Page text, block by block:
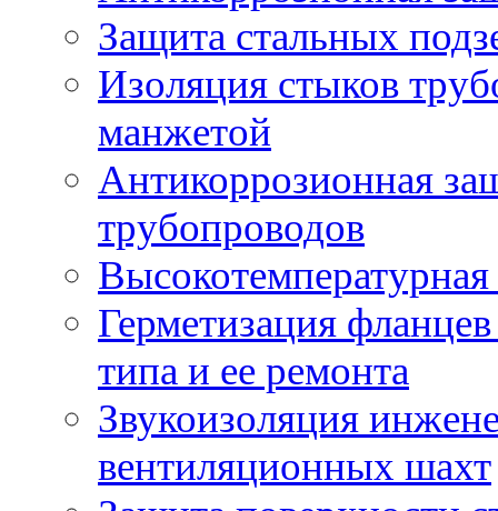
Защита стальных
Изоляция стыков
манжетой
Антикоррозионная
трубопроводов
Герметизация
типа и ее ремонта
Звукоизоляция
вентиляционных шахт